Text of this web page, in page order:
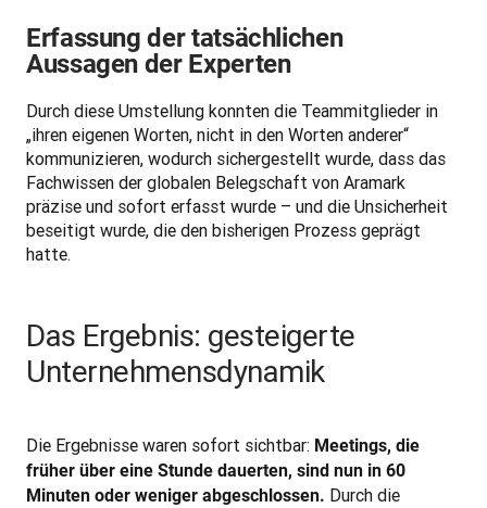
Erfassung der tatsächlichen
Aussagen der Experten
Durch diese Umstellung konnten die Teammitglieder in
„ihren eigenen Worten, nicht in den Worten anderer“
kommunizieren, wodurch sichergestellt wurde, dass das
Fachwissen der globalen Belegschaft von Aramark
präzise und sofort erfasst wurde – und die Unsicherheit
beseitigt wurde, die den bisherigen Prozess geprägt
hatte.
Das Ergebnis: gesteigerte
Unternehmensdynamik
Die Ergebnisse waren sofort sichtbar: Meetings, die
früher über eine Stunde dauerten, sind nun in 60
Minuten oder weniger abgeschlossen. Durch die